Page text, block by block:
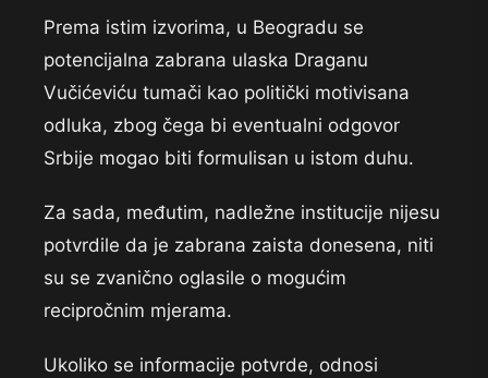
Prema istim izvorima, u Beogradu se
potencijalna zabrana ulaska Draganu
Vučićeviću tumači kao politički motivisana
odluka, zbog čega bi eventualni odgovor
Srbije mogao biti formulisan u istom duhu.
Za sada, međutim, nadležne institucije nijesu
potvrdile da je zabrana zaista donesena, niti
su se zvanično oglasile o mogućim
recipročnim mjerama.
Ukoliko se informacije potvrde, odnosi